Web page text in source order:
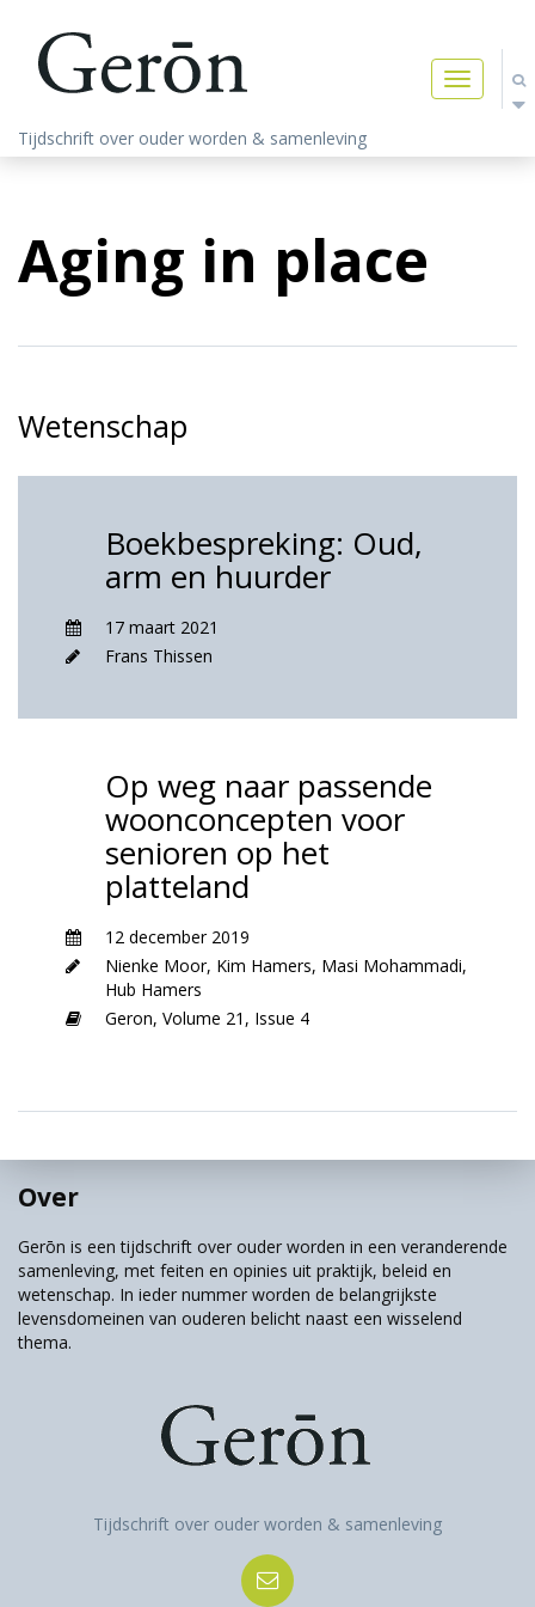
Toggle
navigation
Tijdschrift over ouder worden & samenleving
Aging in place
Wetenschap
Boekbespreking: Oud,
arm en huurder
17 maart 2021
Frans Thissen
Op weg naar passende
woonconcepten voor
senioren op het
platteland
12 december 2019
Nienke Moor, Kim Hamers, Masi Mohammadi,
Hub Hamers
Geron, Volume 21, Issue 4
Over
Gerōn is een tijdschrift over ouder worden in een veranderende
samenleving, met feiten en opinies uit praktijk, beleid en
wetenschap. In ieder nummer worden de belangrijkste
levensdomeinen van ouderen belicht naast een wisselend
thema.
Tijdschrift over ouder worden & samenleving